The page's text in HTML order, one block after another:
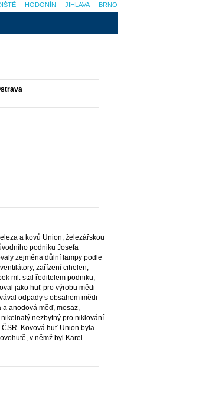
a kovů Union, železářskou
podniku Josefa
zejména důlní lampy podle
zařízení cihelen,
ml. stal ředitelem podniku,
jako huť pro výrobu mědi
odpady s obsahem mědi
a anodová měď, mosaz,
nezbytný pro niklování
Kovová huť Union byla
v němž byl Karel
BRNO
JIHLAVA
HODONÍN